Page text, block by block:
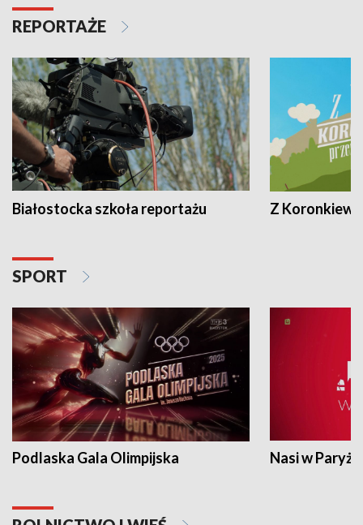
REPORTAŻE
Białostocka szkoła reportażu Z
SPORT
Podlaska Gala Olimpijska Nasi w Paryżu